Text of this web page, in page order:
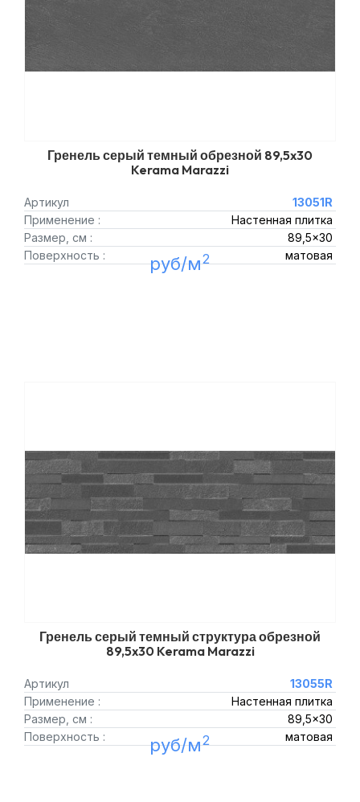
Гренель серый темный обрезной 89,5x30
Kerama Marazzi
Артикул
13051R
Применение :
Настенная плитка
Размер, см :
89,5x30
Поверхность :
матовая
руб/м2
Гренель серый темный структура обрезной
89,5x30 Kerama Marazzi
Артикул
13055R
Применение :
Настенная плитка
Размер, см :
89,5x30
Поверхность :
матовая
руб/м2